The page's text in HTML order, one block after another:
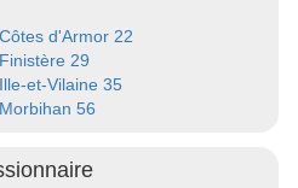
d'Armor 22
29
et-Vilaine 35
56